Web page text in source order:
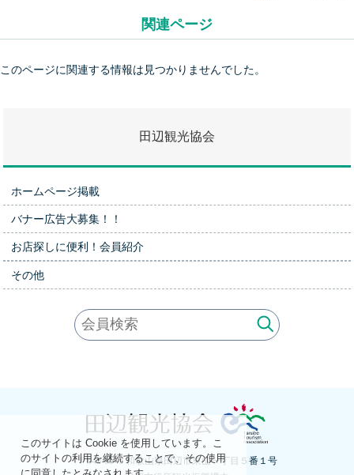
このサイトは Cookie を使用しています。こ
のサイトの利用を継続することで、その使用
関連ページ
このページに関連する情報は見つかりませんでした。
田辺観光協会
ホームページ掲載
バナー広告大募集！！
お店探しに便利！会員紹介
その他
〒646-8545 和歌山県田辺市東山一丁目５番１号